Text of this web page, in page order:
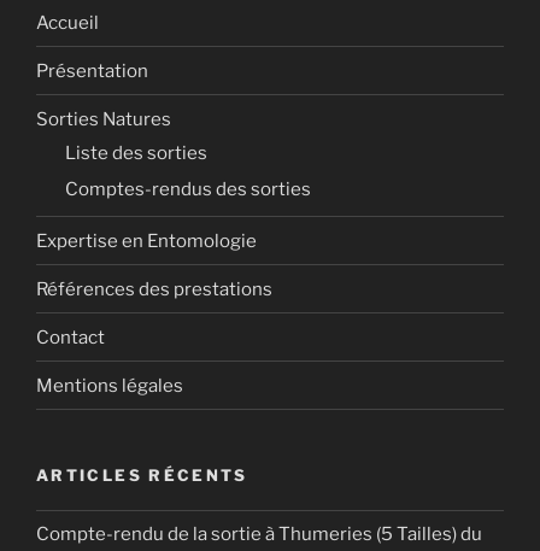
Accueil
Présentation
Sorties Natures
Liste des sorties
Comptes-rendus des sorties
Expertise en Entomologie
Références des prestations
Contact
Mentions légales
ARTICLES RÉCENTS
Compte-rendu de la sortie à Thumeries (5 Tailles) du